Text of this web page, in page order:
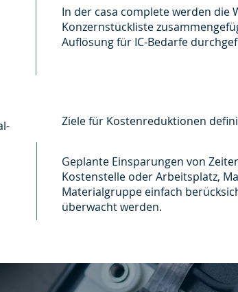
In der casa complete werden die
Konzernstückliste
Auflösung für IC-Bedarfe
Ziele für Kostenreduktionen
Geplante Einsparungen von
Kostenstelle oder Arbeitsplatz,
Materialgruppe einfach
überwacht werden.